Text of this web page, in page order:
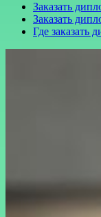
Заказать
Заказать
Где заказать